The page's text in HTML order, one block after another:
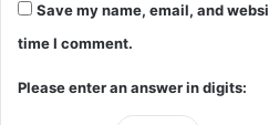
Save my name, email, and
time I comment.
Please enter an answer in digits: